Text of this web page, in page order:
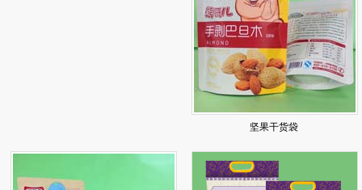
坚果干货袋